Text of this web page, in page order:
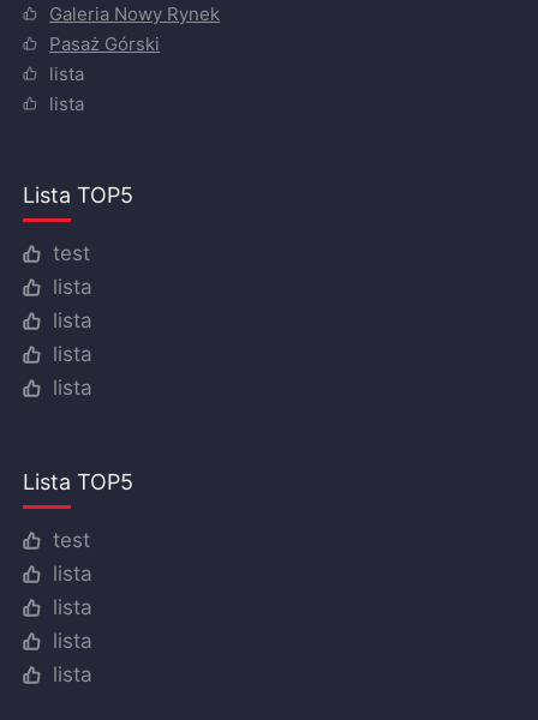
Galeria Nowy Rynek
Pasaż Górski
lista
lista
Lista TOP5
test
lista
lista
lista
lista
Lista TOP5
test
lista
lista
lista
lista